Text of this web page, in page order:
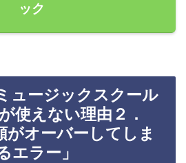
ック
ュージックスクール
使えない理由２．
がオーバーしてしま
エラー」